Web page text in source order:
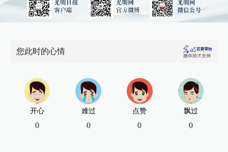
您此时的心情
开心
0
难过
0
点赞
0
飘过
0